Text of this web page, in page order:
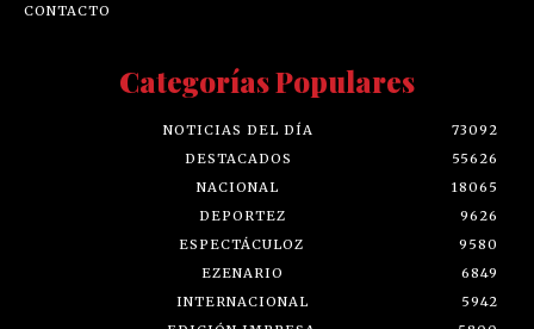
CONTACTO
Categorías Populares
NOTICIAS DEL DÍA
73092
DESTACADOS
55626
NACIONAL
18065
DEPORTEZ
9626
ESPECTÁCULOZ
9580
EZENARIO
6849
INTERNACIONAL
5942